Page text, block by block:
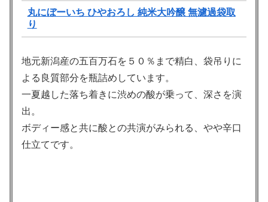
丸にぼーいち ひやおろし 純米大吟醸 無濾過袋取
り
地元新潟産の五百万石を５０％まで精白、袋吊りに
よる良質部分を瓶詰めしています。
一夏越した落ち着きに渋めの酸が乗って、深さを演
出。
ボディー感と共に酸との共演がみられる、やや辛口
仕立てです。